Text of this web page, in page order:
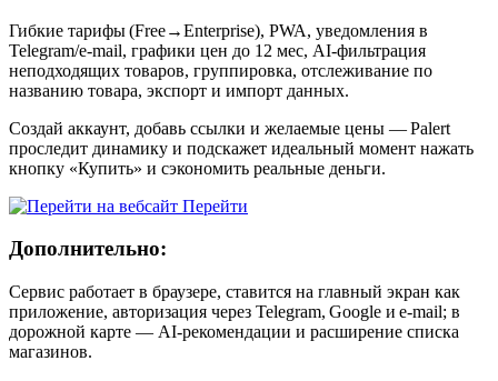
Гибкие тарифы (Free→Enterprise), PWA, уведомления в
Telegram/e‑mail, графики цен до 12 мес, AI‑фильтрация
неподходящих товаров, группировка, отслеживание по
названию товара, экспорт и импорт данных.
Создай аккаунт, добавь ссылки и желаемые цены — Palert
проследит динамику и подскажет идеальный момент нажать
кнопку «Купить» и сэкономить реальные деньги.
Перейти
Дополнительно:
Сервис работает в браузере, ставится на главный экран как
приложение, авторизация через Telegram, Google и e‑mail; в
дорожной карте — AI‑рекомендации и расширение списка
магазинов.